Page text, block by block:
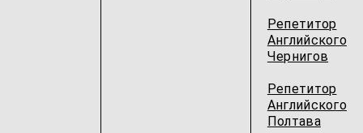
Репетитор
Английского
Чернигов
Репетитор
Английского
Полтава